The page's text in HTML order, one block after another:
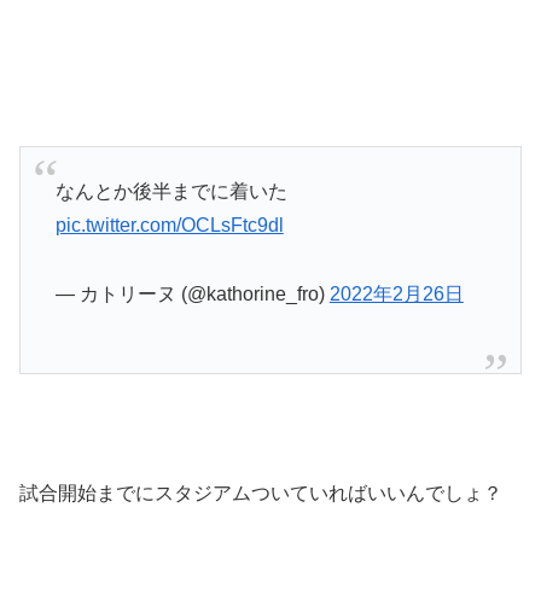
なんとか後半までに着いた
pic.twitter.com/OCLsFtc9dl
— カトリーヌ (@kathorine_fro) 2022年2月26日
試合開始までにスタジアムついていればいいんでしょ？